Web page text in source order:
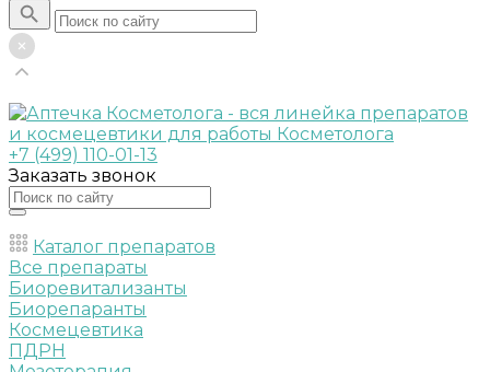
+7 (499) 110-01-13
Заказать звонок
Каталог препаратов
Все препараты
Биоревитализанты
Биорепаранты
Космецевтика
ПДРН